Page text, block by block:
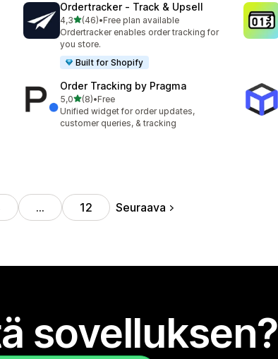
Ordertracker ‑ Track & Upsell
4,3/ 5 tähteä
(46)
46 arvostelua yhteensä
•Free plan available
Ordertracker enables order tracking for
you store.
Built for Shopify
Order Tracking by Pragma
5,0/ 5 tähteä
(8)
8 arvostelua yhteensä
•Free
Unified widget for order updates,
customer queries, & tracking
… 12 Seuraava
sovelluksen?